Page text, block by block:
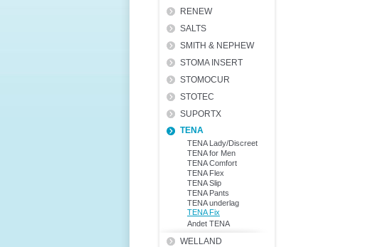
RENEW
SALTS
SMITH & NEPHEW
STOMA INSERT
STOMOCUR
STOTEC
SUPORTX
TENA
TENA Lady/Discreet
TENA for Men
TENA Comfort
TENA Flex
TENA Slip
TENA Pants
TENA underlag
TENA Fix
Andet TENA
WELLAND